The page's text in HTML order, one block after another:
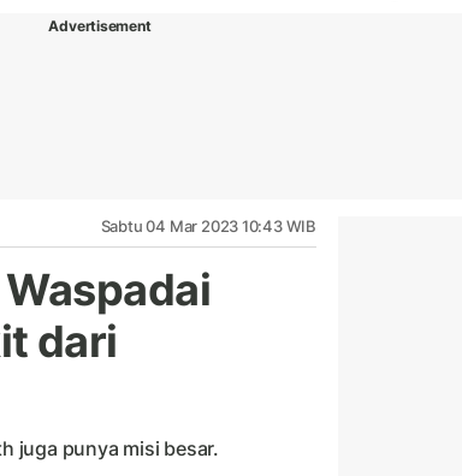
Advertisement
Sabtu 04 Mar 2023 10:43 WIB
dari
juga punya misi besar.